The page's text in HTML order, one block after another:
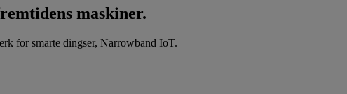
maskiner.
for smarte dingser, Narrowband IoT.